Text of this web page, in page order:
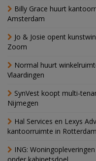
Billy Grace huurt
Amsterdam
Jo & Josie opent
Zoom
Normal huurt
Vlaardingen
SynVest koopt multi-
Nijmegen
Hal Services en Lexys
kantoorruimte in Rotterdam
ING: